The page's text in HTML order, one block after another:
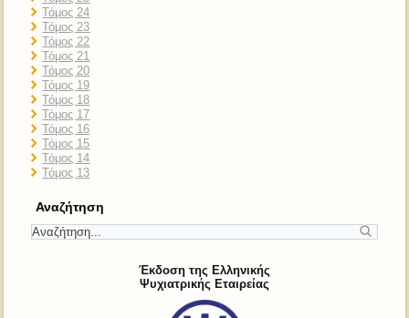
Τόμος 24
Τόμος 23
Τόμος 22
Τόμος 21
Τόμος 20
Τόμος 19
Τόμος 18
Τόμος 17
Τόμος 16
Τόμος 15
Τόμος 14
Τόμος 13
Αναζήτηση
Έκδοση της Ελληνικής
Ψυχιατρικής Εταιρείας